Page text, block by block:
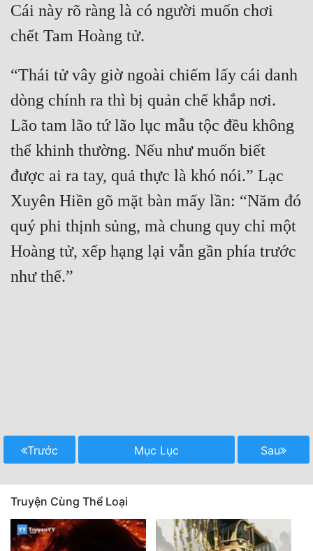
Cái này rõ ràng là có người muốn chơi
“Thái tử vây giờ ngoài chiếm lấy cái danh
dòng chính ra thì bị quản chế khắp nơi.
Lão tam lão tứ lão lục mẫu tộc đều không
thể khinh thường. Nếu như muốn biết
được ai ra tay, quả thực là khó nói.” Lạc
Xuyên Hiền gõ mặt bàn mấy lần: “Năm đó
quý phi thịnh sủng, mà chung quy chỉ một
Hoàng tử, xếp hạng lại vẫn gần phía trước
như thế.”
Trước Mục Lục Sau
Truyện Cùng Thể Loại